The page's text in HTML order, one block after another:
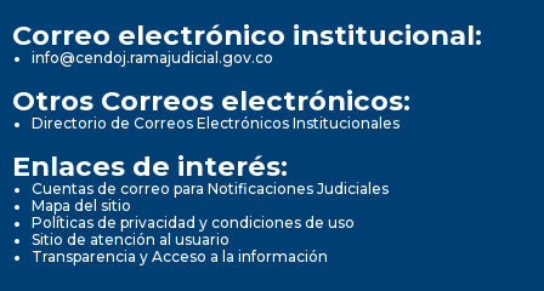
Correo electrónico institucional:
info@cendoj.ramajudicial.gov.co
Otros Correos electrónicos:
Directorio de Correos Electrónicos Institucionales
Enlaces de interés:
Cuentas de correo para Notificaciones Judiciales
Mapa del sitio
Políticas de privacidad y condiciones de uso
Sitio de atención al usuario
Transparencia y Acceso a la información